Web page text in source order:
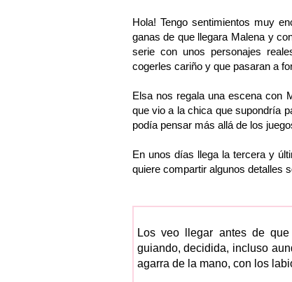
Hola! Tengo sentimientos muy
ganas de que llegara Malena y
serie con unos personajes
cogerles cariño y que pasaran a
Elsa nos regala una escena con
que vio a la chica que supondría
podía pensar más allá de los
En unos días llega la tercera y
quiere compartir algunos detalles
Los veo llegar antes de
guiando, decidida, incluso
agarra de la mano, con los